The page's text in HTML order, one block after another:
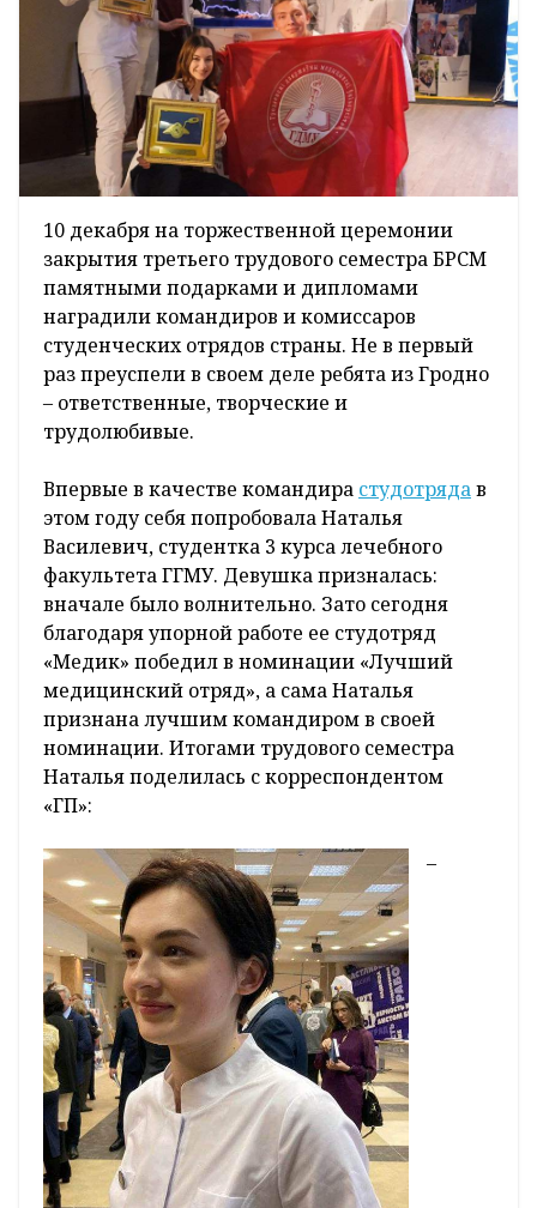
10 декабря на торжественной церемонии
закрытия третьего трудового семестра БРСМ
памятными подарками и дипломами
наградили командиров и комиссаров
студенческих отрядов страны. Не в первый
раз преуспели в своем деле ребята из Гродно
– ответственные, творческие и
трудолюбивые.
Впервые в качестве командира студотрядав
этом году себя попробовала Наталья
Василевич, студентка 3 курса лечебного
факультета ГГМУ. Девушка призналась:
вначале было волнительно. Зато сегодня
благодаря упорной работе ее студотряд
«Медик» победил в номинации «Лучший
медицинский отряд», а сама Наталья
признана лучшим командиром в своей
номинации. Итогами трудового семестра
Наталья поделилась с корреспондентом
«ГП»:
–